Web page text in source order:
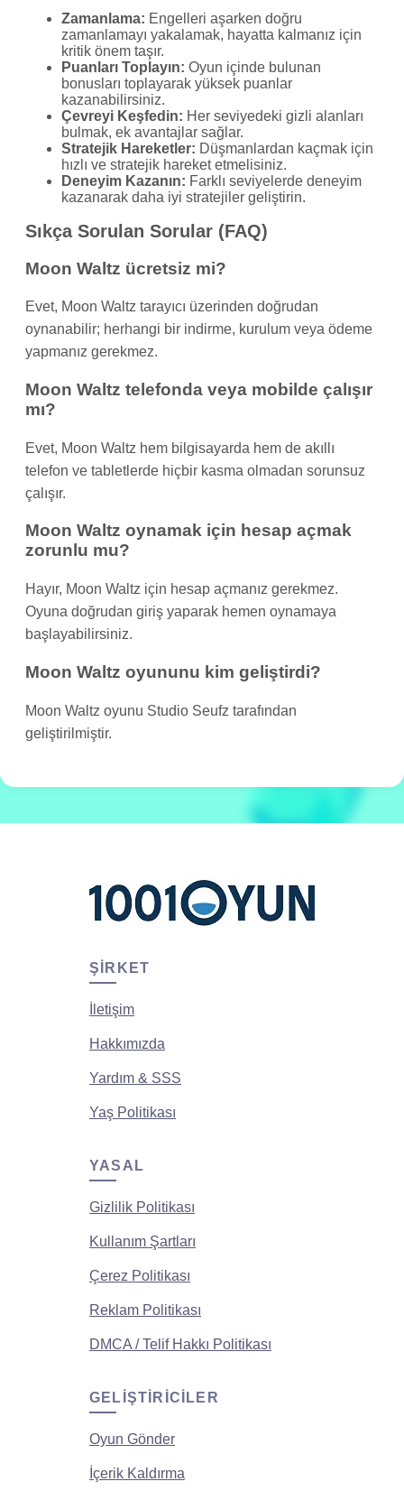
Zamanlama: Engelleri aşarken doğru
zamanlamayı yakalamak, hayatta kalmanız için
kritik önem taşır.
Puanları Toplayın: Oyun içinde bulunan
bonusları toplayarak yüksek puanlar
kazanabilirsiniz.
Çevreyi Keşfedin: Her seviyedeki gizli alanları
bulmak, ek avantajlar sağlar.
Stratejik Hareketler: Düşmanlardan kaçmak için
hızlı ve stratejik hareket etmelisiniz.
Deneyim Kazanın: Farklı seviyelerde deneyim
kazanarak daha iyi stratejiler geliştirin.
Sıkça Sorulan Sorular (FAQ)
Moon Waltz ücretsiz mi?
Evet, Moon Waltz tarayıcı üzerinden doğrudan
oynanabilir; herhangi bir indirme, kurulum veya ödeme
yapmanız gerekmez.
Moon Waltz telefonda veya mobilde çalışır
mı?
Evet, Moon Waltz hem bilgisayarda hem de akıllı
telefon ve tabletlerde hiçbir kasma olmadan sorunsuz
çalışır.
Moon Waltz oynamak için hesap açmak
zorunlu mu?
Hayır, Moon Waltz için hesap açmanız gerekmez.
Oyuna doğrudan giriş yaparak hemen oynamaya
başlayabilirsiniz.
Moon Waltz oyununu kim geliştirdi?
Moon Waltz oyunu Studio Seufz tarafından
geliştirilmiştir.
ŞIRKET
İletişim
Hakkımızda
Yardım & SSS
Yaş Politikası
YASAL
Gizlilik Politikası
Kullanım Şartları
Çerez Politikası
Reklam Politikası
DMCA / Telif Hakkı Politikası
GELIŞTIRICILER
Oyun Gönder
İçerik Kaldırma